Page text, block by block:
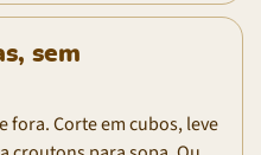
sem
fora. Corte em cubos, leve